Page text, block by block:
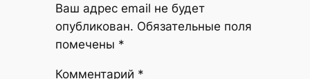
Ваш адрес email не будет
опубликован. Обязательные поля
помечены *
Комментарий *